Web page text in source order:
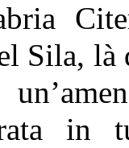
Sila,
in